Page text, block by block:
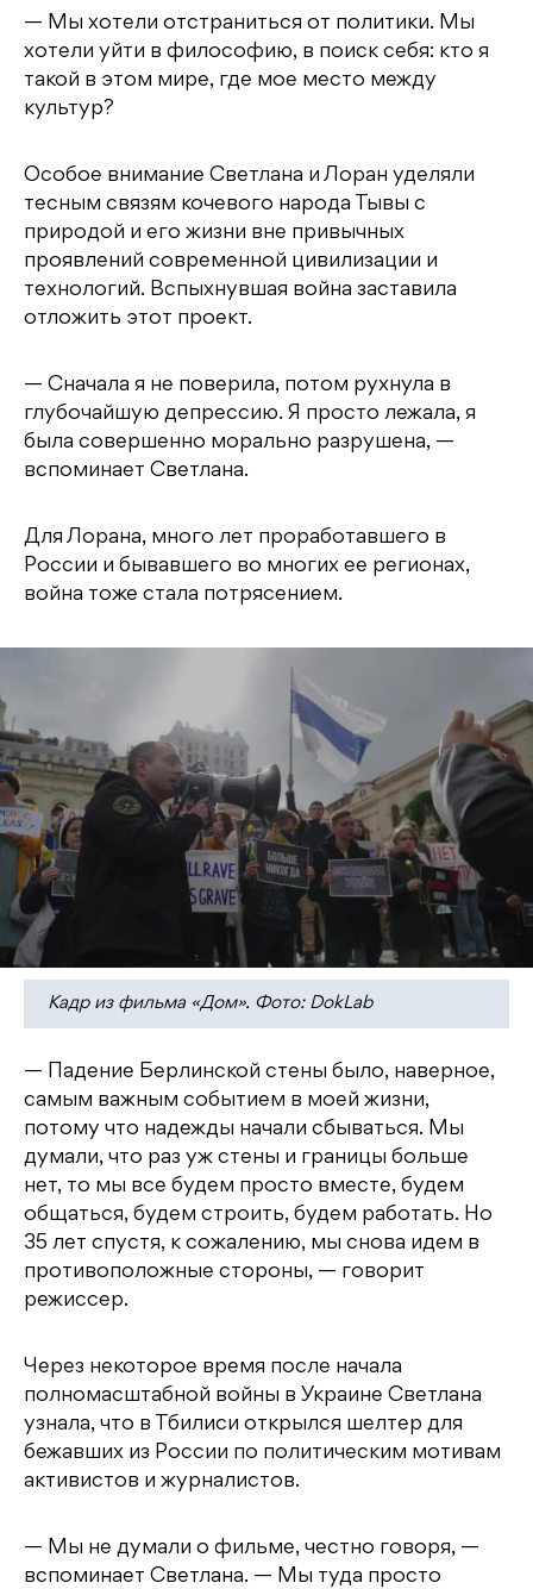
— Мы хотели отстраниться от политики. Мы
хотели уйти в философию, в поиск себя: кто я
такой в этом мире, где мое место между
культур?
Особое внимание Светлана и Лоран уделяли
тесным связям кочевого народа Тывы с
природой и его жизни вне привычных
проявлений современной цивилизации и
технологий. Вспыхнувшая война заставила
отложить этот проект.
— Сначала я не поверила, потом рухнула в
глубочайшую депрессию. Я просто лежала, я
была совершенно морально разрушена, —
вспоминает Светлана.
Для Лорана, много лет проработавшего в
России и бывавшего во многих ее регионах,
война тоже стала потрясением.
Кадр из фильма «Дом». Фото: DokLab
— Падение Берлинской стены было, наверное,
самым важным событием в моей жизни,
потому что надежды начали сбываться. Мы
думали, что раз уж стены и границы больше
нет, то мы все будем просто вместе, будем
общаться, будем строить, будем работать. Но
35 лет спустя, к сожалению, мы снова идем в
противоположные стороны, — говорит
режиссер.
Через некоторое время после начала
полномасштабной войны в Украине Светлана
узнала, что в Тбилиси открылся шелтер для
бежавших из России по политическим мотивам
активистов и журналистов.
— Мы не думали о фильме, честно говоря, —
вспоминает Светлана. — Мы туда просто